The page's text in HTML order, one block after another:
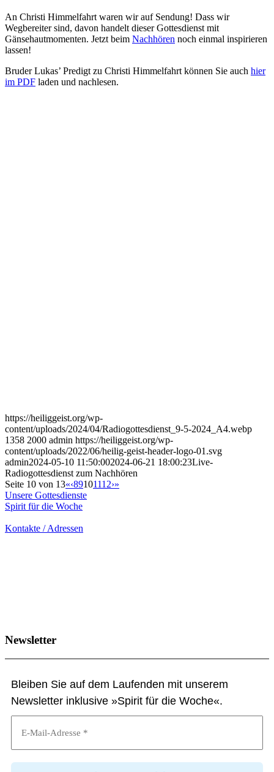
An Christi Himmelfahrt waren wir auf Sendung! Dass wir
Wegbereiter sind, davon handelt dieser Gottesdienst mit
Gänsehautmomenten. Jetzt beim Nachhören noch einmal inspirieren
lassen!
Bruder Lukas’ Predigt zu Christi Himmelfahrt können Sie auch hier
im PDF laden und nachlesen.
https://heiliggeist.org/wp-
content/uploads/2024/04/Radiogottesdienst_9-5-2024_A4.webp
1358 2000 admin https://heiliggeist.org/wp-
content/uploads/2022/06/heilig-geist-header-logo-01.svg
admin2024-05-10 11:50:002024-06-21 18:00:23Live-
Radiogottesdienst zum Nachhören
Seite 10 von 13«‹89101112›»
Unsere Gottesdienste
Spirit für die Woche
Kontakte / Adressen
Newsletter
Bleiben Sie auf dem Laufenden mit unserem
Newsletter inklusive »Spirit für die Woche«.